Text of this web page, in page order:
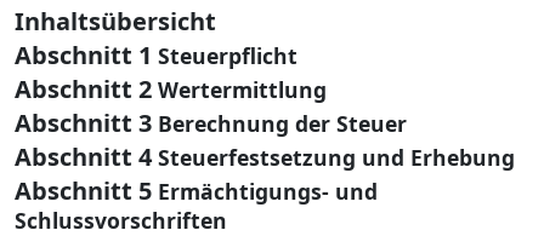
Inhaltsübersicht
Abschnitt 1 Steuerpflicht
Abschnitt 2 Wertermittlung
Abschnitt 3 Berechnung der Steuer
Abschnitt 4 Steuerfestsetzung und Erhebung
Abschnitt 5 Ermächtigungs- und
Schlussvorschriften